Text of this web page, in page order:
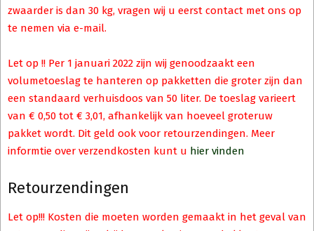
zwaarder is dan 30 kg, vragen wij u eerst contact met ons op
te nemen via e-mail.
Let op !! Per 1 januari 2022 zijn wij genoodzaakt een
volumetoeslag te hanteren op pakketten die groter zijn dan
een standaard verhuisdoos van 50 liter. De toeslag varieert
van € 0,50 tot € 3,01, afhankelijk van hoeveel groteruw
pakket wordt. Dit geld ook voor retourzendingen. Meer
informtie over verzendkosten kunt u hier vinden
Retourzendingen
Let op!!! Kosten die moeten worden gemaakt in het geval van